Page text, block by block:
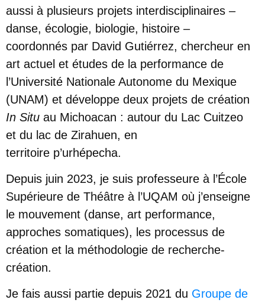
aussi à plusieurs projets interdisciplinaires –
danse, écologie, biologie, histoire –
coordonnés par David Gutiérrez, chercheur en
art actuel et études de la performance de
l’Université Nationale Autonome du Mexique
(UNAM) et développe deux projets de création
In Situ au Michoacan : autour du Lac Cuitzeo
et du lac de Zirahuen, en
territoire p’urhépecha.
Depuis juin 2023, je suis professeure à l’École
Supérieure de Théâtre à l’UQAM où j’enseigne
le mouvement (danse, art performance,
approches somatiques), les processus de
création et la méthodologie de recherche-
création.
Je fais aussi partie depuis 2021 du Groupe de